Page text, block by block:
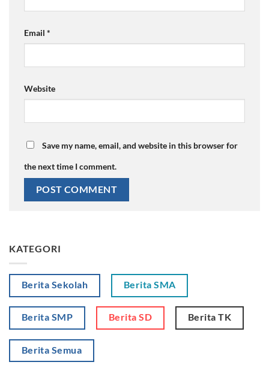
Email *
Website
Save my name, email, and website in this browser for
the next time I comment.
KATEGORI
Berita Sekolah Berita SMA
Berita SMP Berita SD Berita TK
Berita Semua